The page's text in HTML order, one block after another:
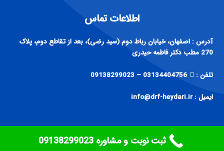
اطلاعات تماس
آدرس : اصفهان، خیابان رباط دوم (سید رضی)، بعد از تقاطع دوم، پلاک
270 مطب دکتر فاطمه حیدری
تلفن : 03134404756 – 09138299023
ایمیل : info@drf-heydari.ir
ثبت نوبت و مشاوره ‎09138299023